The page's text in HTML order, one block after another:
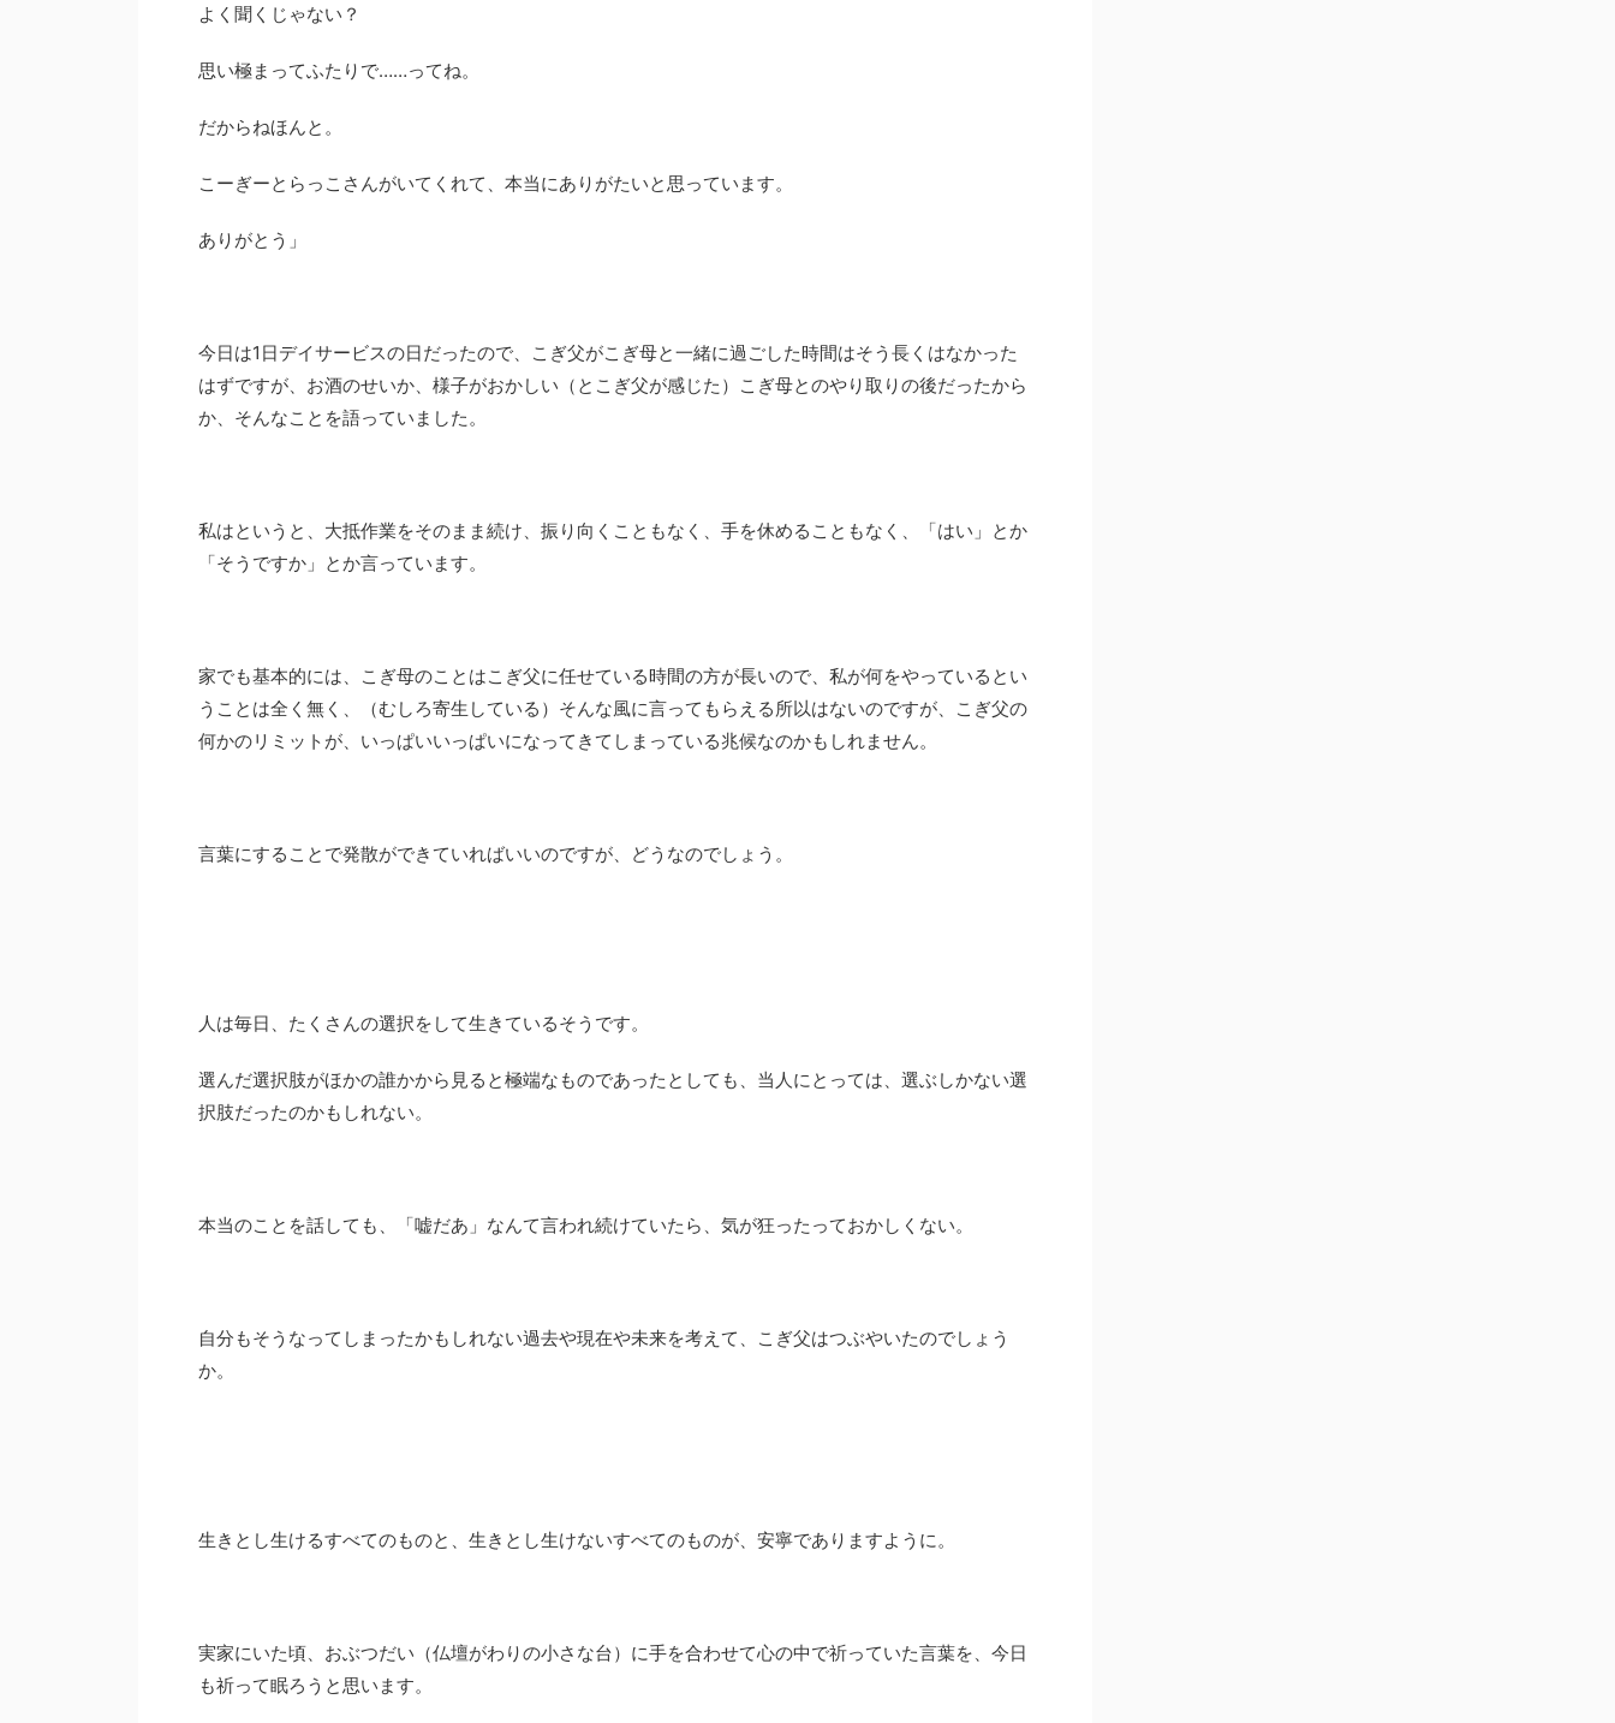
よく聞くじゃない？
思い極まってふたりで……ってね。
だからねほんと。
こーぎーとらっこさんがいてくれて、本当にありがたいと思っています。
ありがとう」
今日は1日デイサービスの日だったので、こぎ父がこぎ母と一緒に過ごした時間はそう長くはなかった
はずですが、お酒のせいか、様子がおかしい（とこぎ父が感じた）こぎ母とのやり取りの後だったから
か、そんなことを語っていました。
私はというと、大抵作業をそのまま続け、振り向くこともなく、手を休めることもなく、「はい」とか
「そうですか」とか言っています。
家でも基本的には、こぎ母のことはこぎ父に任せている時間の方が長いので、私が何をやっているとい
うことは全く無く、（むしろ寄生している）そんな風に言ってもらえる所以はないのですが、こぎ父の
何かのリミットが、いっぱいいっぱいになってきてしまっている兆候なのかもしれません。
言葉にすることで発散ができていればいいのですが、どうなのでしょう。
人は毎日、たくさんの選択をして生きているそうです。
選んだ選択肢がほかの誰かから見ると極端なものであったとしても、当人にとっては、選ぶしかない選
択肢だったのかもしれない。
本当のことを話しても、「嘘だあ」なんて言われ続けていたら、気が狂ったっておかしくない。
自分もそうなってしまったかもしれない過去や現在や未来を考えて、こぎ父はつぶやいたのでしょう
か。
生きとし生けるすべてのものと、生きとし生けないすべてのものが、安寧でありますように。
実家にいた頃、おぶつだい（仏壇がわりの小さな台）に手を合わせて心の中で祈っていた言葉を、今日
も祈って眠ろうと思います。